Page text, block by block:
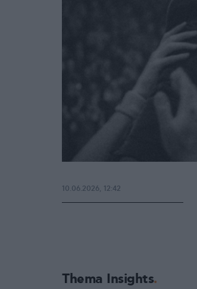
10.06.2026, 12:42
Thema Insights